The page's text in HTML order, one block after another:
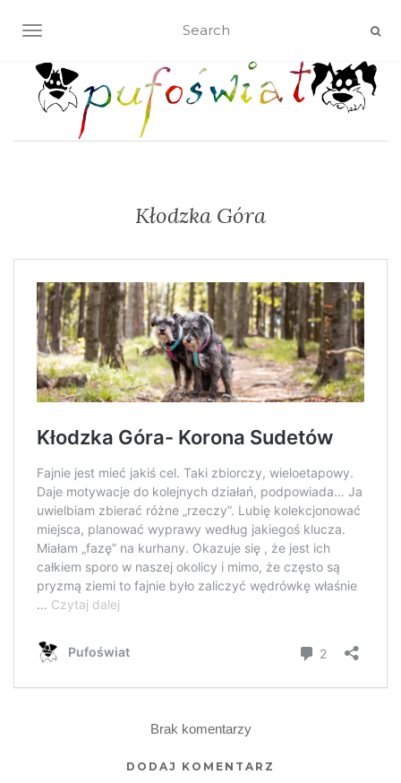
TOGGLE NAVIGATION
Kłodzka Góra
Brak komentarzy
DODAJ KOMENTARZ